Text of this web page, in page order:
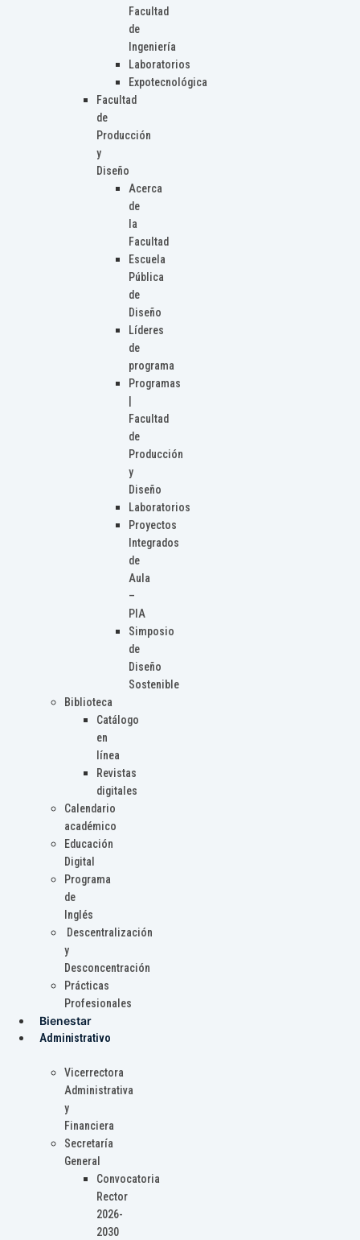
Facultad
de
Ingeniería
Laboratorios
Expotecnológica
Facultad
de
Producción
y
Diseño
Acerca
de
la
Facultad
Escuela
Pública
de
Diseño
Líderes
de
programa
Programas
Facultad
de
Producción
y
Diseño
Laboratorios
Proyectos
Integrados
de
Aula
–
PIA
Simposio
de
Diseño
Sostenible
Biblioteca
Catálogo
en
línea
Revistas
digitales
Calendario
académico
Educación
Digital
Programa
de
Inglés
Descentralización
y
Desconcentración
Prácticas
Profesionales
Bienestar
Administrativo
Vicerrectora
Administrativa
y
Financiera
Secretaría
General
Convocatoria
Rector
2026-
2030